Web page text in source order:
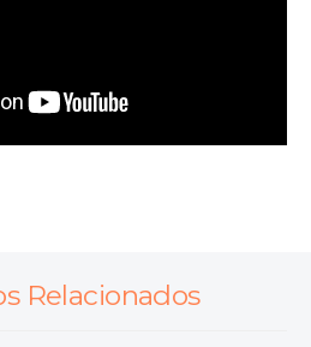
Relacionados